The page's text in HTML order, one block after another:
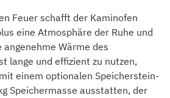
Feuer schafft der Kaminofen
eine Atmosphäre der Ruhe und
angenehme Wärme des
lange und effizient zu nutzen,
einem optionalen Speicherstein-
Speichermasse ausstatten, der